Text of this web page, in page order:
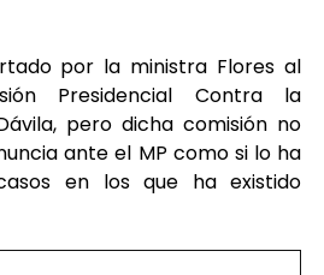
por la ministra Flores al
Presidencial Contra la
pero dicha comisión no
ante el MP como si lo ha
en los que ha existido